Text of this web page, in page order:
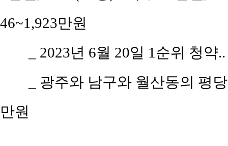
46~1,923만원
_ 2023년 6월 20일 1순위 청
_ 광주와 남구와 월산동의 평
만원